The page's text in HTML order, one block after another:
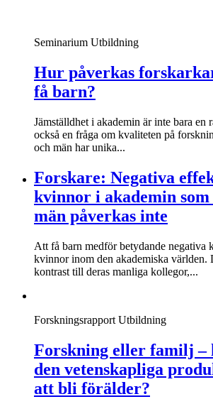
Seminarium Utbildning
Hur påverkas
få barn?
Jämställdhet i akademin är inte bara en
också en fråga om kvaliteten på
och män har unika...
Forskare: Negativa
kvinnor i akademin
män påverkas inte
Att få barn medför betydande negativa
kvinnor inom den akademiska världen.
kontrast till deras manliga kollegor,...
Forskningsrapport Utbildning
Forskning eller familj –
den vetenskapliga
att bli förälder?